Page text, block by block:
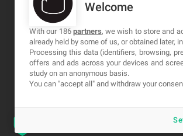
MA-NO WEB DESIGN AND
C/ Nuredduna 22, 1-3, 07006
Palma de Mallorca, Baleares
Welcome
With our 186 partners, we wish to store and
already held by some of us, or obtained later,
Processing this data (identifiers, browsing,
offers and ads across your devices and
study on an anonymous basis.
You can "accept all" and withdraw your